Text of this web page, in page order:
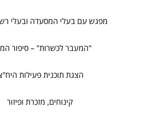
מפגש עם בעלי המסעדה ובעלי
"המעבר לכשרות" – סיפור
הצגת תוכנית פעילות
קינוחים, מזכרת ופיזור